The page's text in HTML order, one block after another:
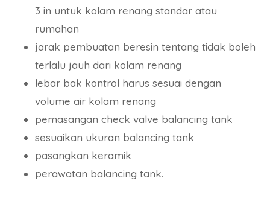
3 in untuk kolam renang standar atau
rumahan
jarak pembuatan beresin tentang tidak boleh
terlalu jauh dari kolam renang
lebar bak kontrol harus sesuai dengan
volume air kolam renang
pemasangan check valve balancing tank
sesuaikan ukuran balancing tank
pasangkan keramik
perawatan balancing tank.